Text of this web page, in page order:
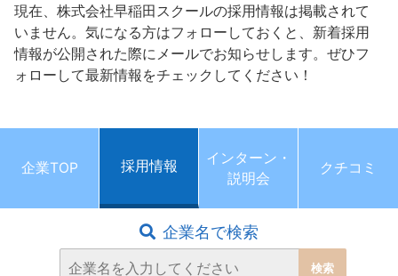
現在、株式会社早稲田スクールの採用情報は掲載されて
いません。気になる方はフォローしておくと、新着採用
情報が公開された際にメールでお知らせします。ぜひフ
ォローして最新情報をチェックしてください！
企業TOP 採用情報
インターン・
説明会
クチコミ
企業名で検索